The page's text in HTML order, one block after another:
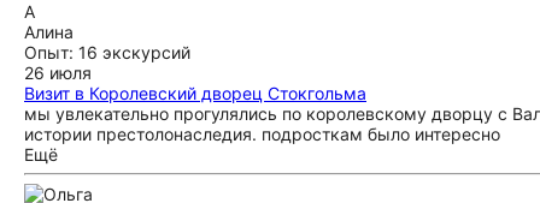
А
Алина
Опыт: 16 экскурсий
26 июля
Визит в Королевский дворец Стокгольма
мы увлекательно прогулялись по королевскому дворцу с
истории престолонаследия. подросткам было интересно
Ещё